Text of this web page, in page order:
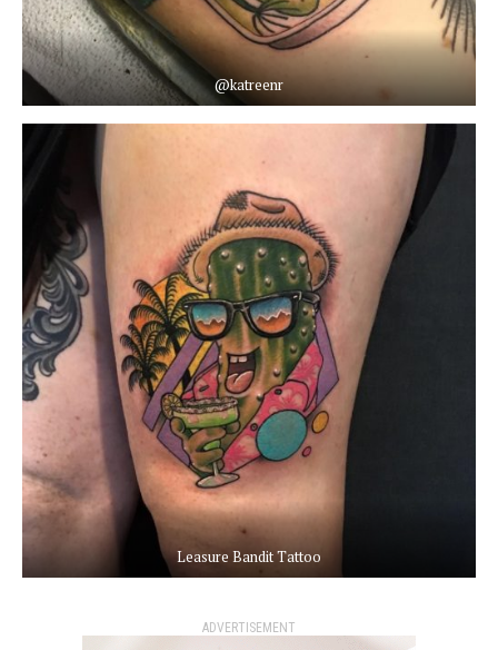
@katreenr
Leasure Bandit Tattoo
ADVERTISEMENT